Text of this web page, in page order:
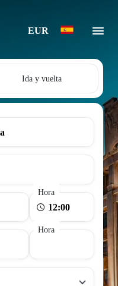
EUR
Ida y vuelta
Hora
Hora